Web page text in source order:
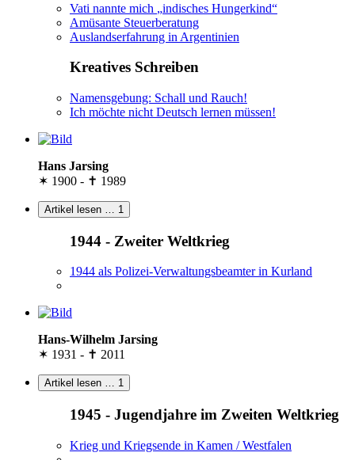
Vati nannte mich
indisches Hungerkind
Amüsante Steuerberatung
Auslandserfahrung in Argentinien
Kreatives Schreiben
Namensgebung: Schall und Rauch!
Ich möchte nicht Deutsch lernen müssen!
Hans Jarsing
✶ 1900 - ✝ 1989
Artikel lesen … 1
1944 - Zweiter Weltkrieg
1944 als Polizei-Verwaltungsbeamter in Kurland
Hans-Wilhelm Jarsing
✶ 1931 - ✝ 2011
Artikel lesen … 1
1945 - Jugendjahre im Zweiten Weltkrieg
Krieg und Kriegsende in Kamen / Westfalen